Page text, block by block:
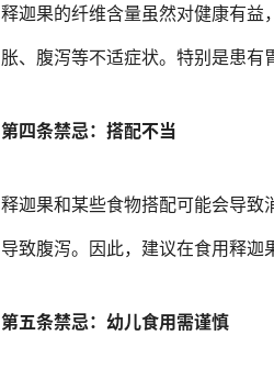
释迦果的纤维含量虽然对健康有益
胀、腹泻等不适症状。特别是患有
第四条禁忌：搭配不当
释迦果和某些食物搭配可能会导致
导致腹泻。因此，建议在食用释迦
第五条禁忌：幼儿食用需谨慎